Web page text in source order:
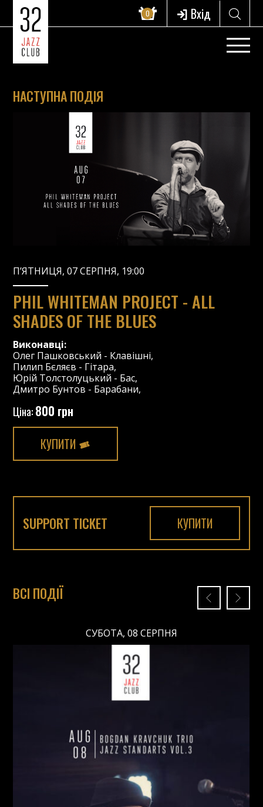
0 Вхід
НАСТУПНА ПОДІЯ
П’ЯТНИЦЯ, 07 СЕРПНЯ, 19:00
PHIL WHITEMAN PROJECT - ALL
SHADES OF THE BLUES
Виконавці:
Олег Пашковський - Клавішні,
Пилип Бєляєв - Гітара,
Юрій Толстолуцький - Бас,
Дмитро Бунтов - Барабани,
Ціна:800 грн
КУПИТИ
SUPPORT TICKET КУПИТИ
ВСІ ПОДІЇ
СУБОТА, 08 СЕРПНЯ
Ціна: